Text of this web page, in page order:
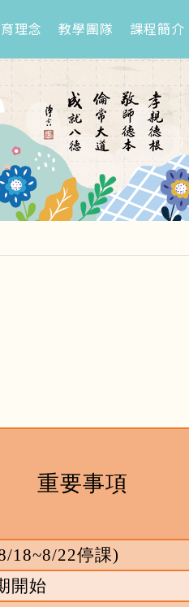
理念 教學團隊 課程簡介
重要事項
18~8/22停課)
開始